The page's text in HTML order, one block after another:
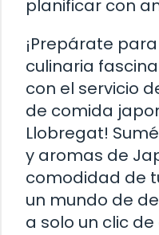
planificar con
¡Prepárate
culinaria
con el servicio
de comida
Llobregat!
y aromas de
comodidad de
un mundo de
a solo un clic